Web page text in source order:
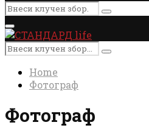
Search
for:
Search
Primary
Menu
Search
for:
Search
Home
Фотограф
Фотограф